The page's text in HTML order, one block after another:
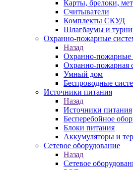
Карты, брелоки,
Считыватели
Комплекты СКУД
Шлагбаумы и
Охранно-пожарные
Назад
Охранно-пожарные
Охранно-пожарная
Умный дом
Беспроводные
Источники питания
Назад
Источники питания
Бесперебойное
Блоки питания
Аккумуляторы и
Сетевое оборудование
Назад
Сетевое